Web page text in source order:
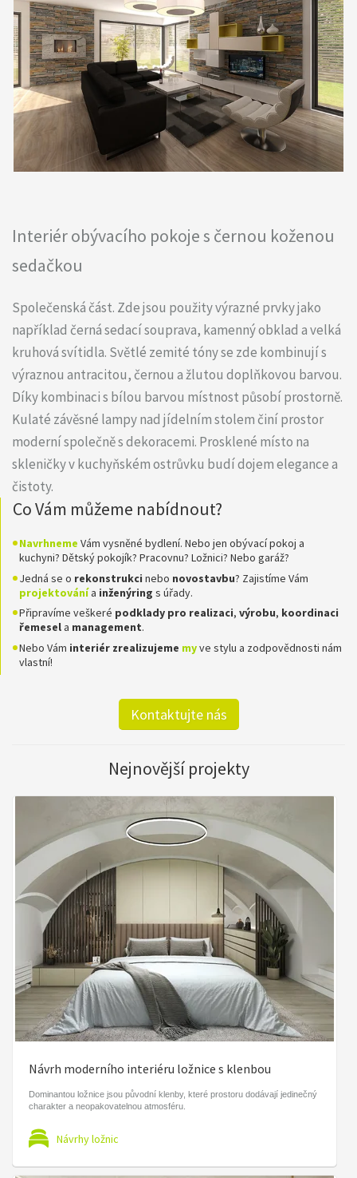
Interiér obývacího pokoje s černou koženou
sedačkou
Společenská část. Zde jsou použity výrazné prvky jako
například černá sedací souprava, kamenný obklad a velká
kruhová svítidla. Světlé zemité tóny se zde kombinují s
výraznou antracitou, černou a žlutou doplňkovou barvou.
Díky kombinaci s bílou barvou místnost působí prostorně.
Kulaté závěsné lampy nad jídelním stolem činí prostor
moderní společně s dekoracemi. Prosklené místo na
skleničky v kuchyňském ostrůvku budí dojem elegance a
čistoty.
Co Vám můžeme nabídnout?
Navrhneme Vám vysněné bydlení. Nebo jen obývací pokoj a
kuchyni? Dětský pokojík? Pracovnu? Ložnici? Nebo garáž?
Jedná se o rekonstrukci nebo novostavbu? Zajistíme Vám
projektovánía inženýring s úřady.
Připravíme veškeré podklady pro realizaci, výrobu, koordinaci
řemesela management.
Nebo Vám interiér zrealizujeme myve stylu a zodpovědnosti nám
vlastní!
Kontaktujte nás
Nejnovější projekty
Návrh moderního interiéru ložnice s klenbou
Dominantou ložnice jsou původní klenby, které prostoru dodávají jedinečný
charakter a neopakovatelnou atmosféru.
Návrhy ložnic